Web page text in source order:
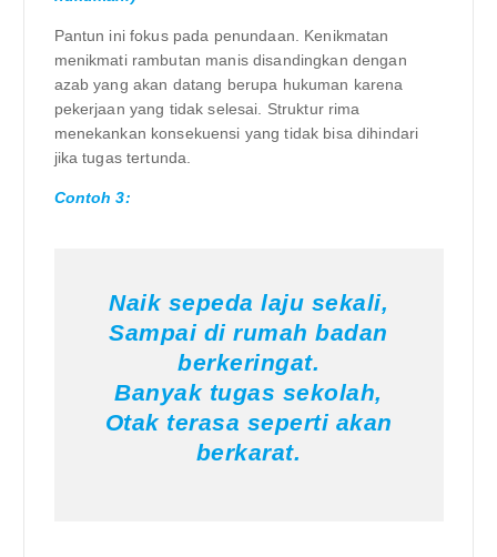
Pantun ini fokus pada penundaan. Kenikmatan
menikmati rambutan manis disandingkan dengan
azab yang akan datang berupa hukuman karena
pekerjaan yang tidak selesai. Struktur rima
menekankan konsekuensi yang tidak bisa dihindari
jika tugas tertunda.
Contoh 3:
Naik sepeda laju sekali,
Sampai di rumah badan
berkeringat.
Banyak tugas sekolah,
Otak terasa seperti akan
berkarat.